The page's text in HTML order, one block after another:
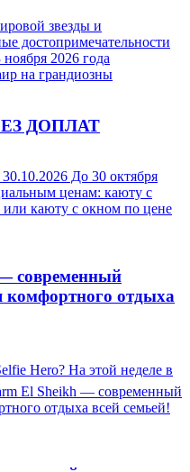
звезды и
достопримечательности
2026 года
на грандиозны
ДОПЛАТ
До 30 октября
ценам: каюту с
каюту с окном по цене
современный
комфортного отдыха
Hero? На этой неделе в
El Sheikh — современный
отдыха всей семьей!